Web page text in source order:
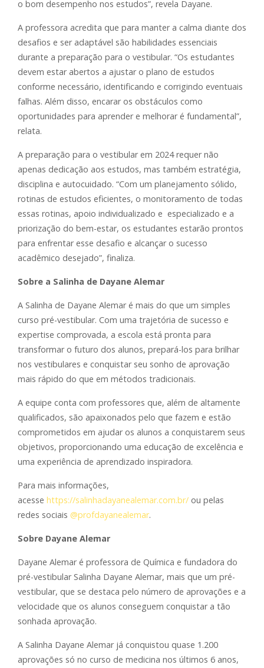
o bom desempenho nos estudos”, revela Dayane.
A professora acredita que para manter a calma diante dos
desafios e ser adaptável são habilidades essenciais
durante a preparação para o vestibular. “Os estudantes
devem estar abertos a ajustar o plano de estudos
conforme necessário, identificando e corrigindo eventuais
falhas. Além disso, encarar os obstáculos como
oportunidades para aprender e melhorar é fundamental”,
relata.
A preparação para o vestibular em 2024 requer não
apenas dedicação aos estudos, mas também estratégia,
disciplina e autocuidado. “Com um planejamento sólido,
rotinas de estudos eficientes, o monitoramento de todas
essas rotinas, apoio individualizado e especializado e a
priorização do bem-estar, os estudantes estarão prontos
para enfrentar esse desafio e alcançar o sucesso
acadêmico desejado”, finaliza.
Sobre a Salinha de Dayane Alemar
A Salinha de Dayane Alemar é mais do que um simples
curso pré-vestibular. Com uma trajetória de sucesso e
expertise comprovada, a escola está pronta para
transformar o futuro dos alunos, prepará-los para brilhar
nos vestibulares e conquistar seu sonho de aprovação
mais rápido do que em métodos tradicionais.
A equipe conta com professores que, além de altamente
qualificados, são apaixonados pelo que fazem e estão
comprometidos em ajudar os alunos a conquistarem seus
objetivos, proporcionando uma educação de excelência e
uma experiência de aprendizado inspiradora.
Para mais informações,
acesse https://salinhadayanealemar.com.br/ ou pelas
redes sociais @profdayanealemar.
Sobre Dayane Alemar
Dayane Alemar é professora de Química e fundadora do
pré-vestibular Salinha Dayane Alemar, mais que um pré-
vestibular, que se destaca pelo número de aprovações e a
velocidade que os alunos conseguem conquistar a tão
sonhada aprovação.
A Salinha Dayane Alemar já conquistou quase 1.200
aprovações só no curso de medicina nos últimos 6 anos,